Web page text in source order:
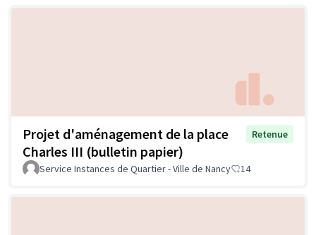
Projet d'aménagement de la place
Charles III (bulletin papier)
Retenue
Service Instances de Quartier - Ville de Nancy 14